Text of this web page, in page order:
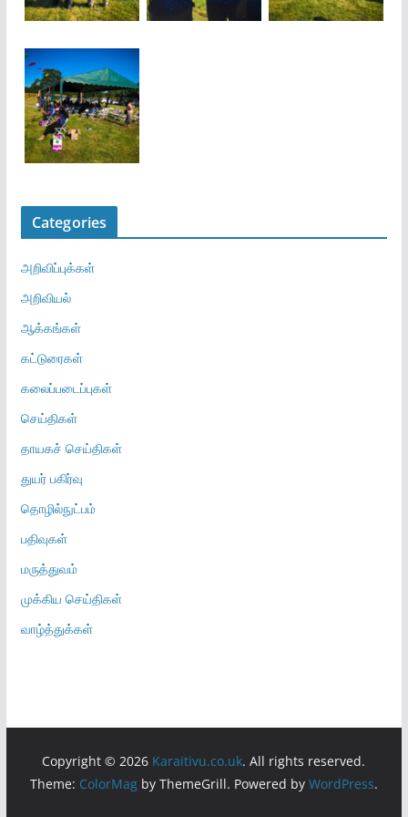
Categories
அறிவிப்புக்கள்
அறிவியல்
ஆக்கங்கள்
கட்டுரைகள்
கலைப்படைப்புகள்
செய்திகள்
தாயகச் செய்திகள்
துயர் பகிர்வு
தொழில்நுட்பம்
பதிவுகள்
மருத்துவம்
முக்கிய செய்திகள்
வாழ்த்துக்கள்
Copyright © 2026 Karaitivu.co.uk. All rights reserved.
Theme: ColorMagby ThemeGrill. Powered by WordPress.